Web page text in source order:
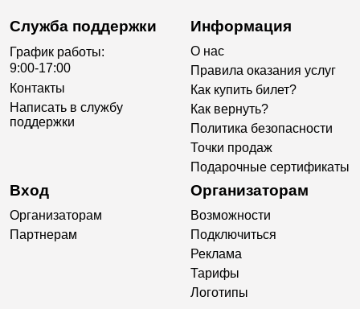
Служба поддержки
График работы:
9:00-17:00
Контакты
Написать в службу
поддержки
Информация
О нас
Правила оказания услуг
Как купить билет?
Как вернуть?
Политика безопасности
Точки продаж
Подарочные сертификаты
Вход
Организаторам
Партнерам
Организаторам
Возможности
Подключиться
Реклама
Тарифы
Логотипы